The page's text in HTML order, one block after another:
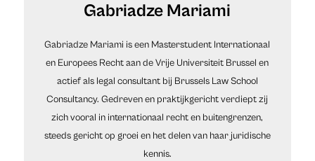
Gabriadze Mariami
Gabriadze Mariami is een Masterstudent Internationaal
en Europees Recht aan de Vrije Universiteit Brussel en
actief als legal consultant bij Brussels Law School
Consultancy. Gedreven en praktijkgericht verdiept zij
zich vooral in internationaal recht en buitengrenzen,
steeds gericht op groei en het delen van haar juridische
kennis.